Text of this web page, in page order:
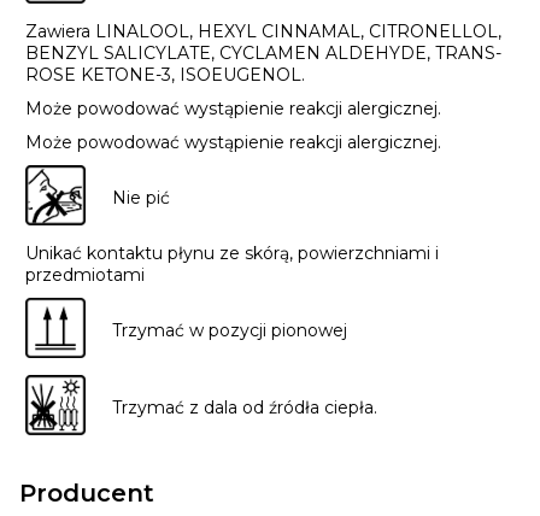
Zawiera LINALOOL, HEXYL CINNAMAL, CITRONELLOL,
BENZYL SALICYLATE, CYCLAMEN ALDEHYDE, TRANS-
ROSE KETONE-3, ISOEUGENOL.
Może powodować wystąpienie reakcji alergicznej.
Może powodować wystąpienie reakcji alergicznej.
Nie pić
Unikać kontaktu płynu ze skórą, powierzchniami i
przedmiotami
Trzymać w pozycji pionowej
Trzymać z dala od źródła ciepła.
Producent